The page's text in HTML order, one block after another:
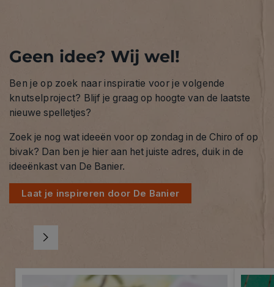
Geen idee? Wij wel!
Ben je op zoek naar inspiratie voor je volgende
knutselproject? Blijf je graag op hoogte van de laatste
nieuwe spelletjes?
Zoek je nog wat ideeën voor op zondag in de Chiro of op
bivak? Dan ben je hier aan het juiste adres, duik in de
ideeënkast van De Banier.
Laat je inspireren door De Banier